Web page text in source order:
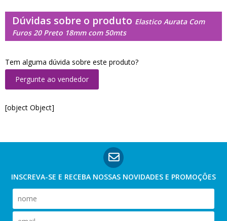
Dúvidas sobre o produto Elastico Aurata Com
Furos 20 Preto 18mm com 50mts
Tem alguma dúvida sobre este produto?
Pergunte ao vendedor
[object Object]
INSCREVA-SE E RECEBA NOSSAS NOVIDADES E PROMOÇÕES